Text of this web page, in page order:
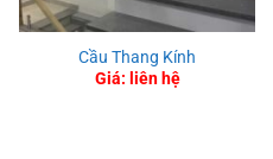
Cầu Thang Kính
Giá: liên hệ